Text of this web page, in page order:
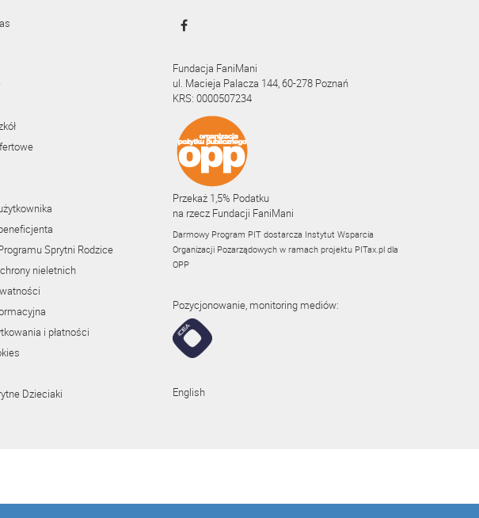
Sprytni Rodzice
nieletnich
i płatności
Dzieciaki
Fundacja FaniMani
ul. Macieja Palacza 144, 60-278 Poznań
KRS: 0000507234
Przekaż 1,5% Podatku
na rzecz Fundacji FaniMani
Darmowy Program PIT dostarcza Instytut Wsparcia
Organizacji Pozarządowych w ramach projektu PITax.pl dla
OPP
Pozycjonowanie, monitoring mediów:
English